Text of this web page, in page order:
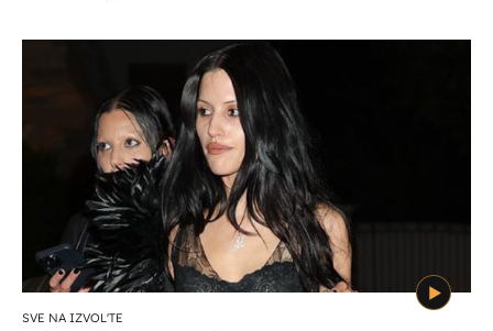
SVE NA IZVOL'TE